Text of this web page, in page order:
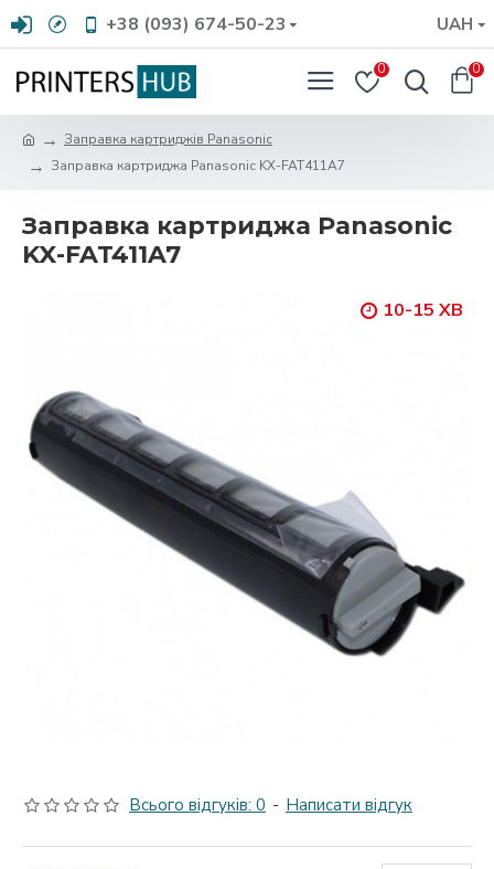
+38 (093) 674-50-23 UAH
0 0
Заправка картриджів Panasonic
Заправка картриджа Panasonic KX-FAT411A7
Заправка картриджа Panasonic
KX-FAT411A7
10-15 ХВ
Всього відгуків: 0 - Написати відгук